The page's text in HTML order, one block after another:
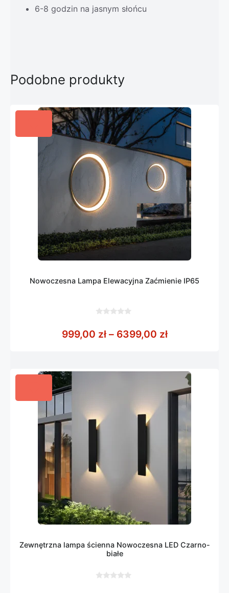
6-8 godzin na jasnym słońcu
Podobne produkty
Nowoczesna Lampa Elewacyjna Zaćmienie IP65
5
999,00 zł – 6399,00 złZakres cen:
Zewnętrzna lampa ścienna Nowoczesna LED Czarno-
białe